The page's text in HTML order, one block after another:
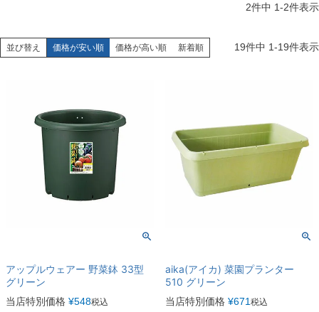
2件中 1-2件表示
並び替え 価格が安い順 価格が高い順 新着順 19件中 1-19件表示
アップルウェアー 野菜鉢 33型
グリーン
当店特別価格 ¥548税込
aika(アイカ) 菜園プランター
510 グリーン
当店特別価格 ¥671 税込